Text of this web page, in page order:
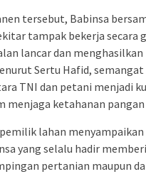
tersebut, Babinsa
tampak bekerja secara
lancar dan
Sertu Hafid,
TNI dan petani menjadi
menjaga ketahanan pangan
lahan
yang selalu hadir
pertanian maupun